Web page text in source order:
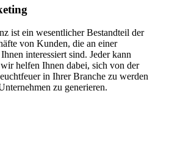
ist ein wesentlicher Bestandteil der
von Kunden, die an einer
interessiert sind. Jeder kann
helfen Ihnen dabei, sich von der
in Ihrer Branche zu werden
zu generieren.